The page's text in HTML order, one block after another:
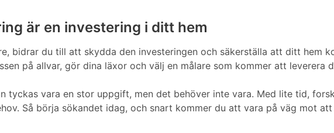
är en investering i ditt hem
bidrar du till att skydda den investeringen och säkerställa att ditt hem
på allvar, gör dina läxor och välj en målare som kommer att leverera
tyckas vara en stor uppgift, men det behöver inte vara. Med lite tid,
Så börja sökandet idag, och snart kommer du att vara på väg mot